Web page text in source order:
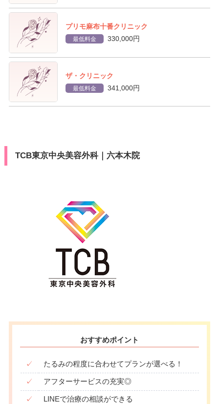
プリモ麻布十番クリニック
最低料金 330,000円
ザ・クリニック
最低料金 341,000円
TCB東京中央美容外科｜六本木院
おすすめポイント
✓ たるみの程度に合わせてプランが選べる！
✓ アフターサービスの充実◎
✓ LINEで治療の相談ができる